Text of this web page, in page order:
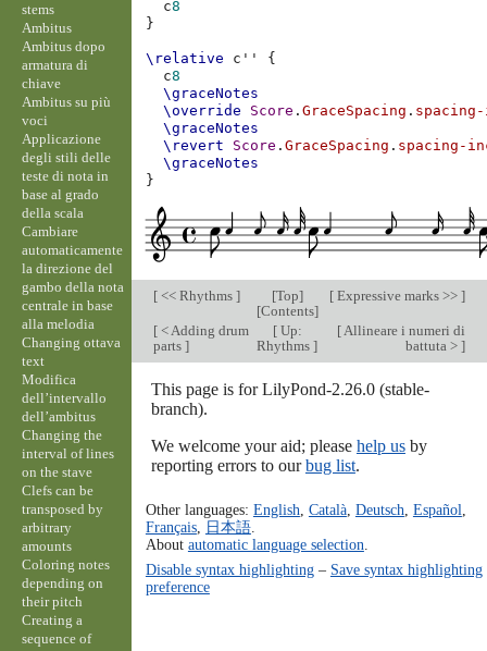
c8
}
\relative c''
{
c8
\graceNotes
\override
Score .GraceSpacing .
\graceNotes
\revert
Score .GraceSpacing . spacing-
\graceNotes
}
[<< Rhythms ] [Top]
[Contents]
[Expressive marks >> ]
[< Adding drum
parts ]
[Up:
Rhythms]
[Allineare i numeri di
battuta > ]
This page is for LilyPond-2.26.0 (stable-
branch).
We welcome your aid; please help usby
reporting errors to ourbug list.
Other languages: English Català, Deutsch Español
Français, 日本語.
About automatic language selection
Disable syntax highlighting– Save syntax highlighting
preference
stems
Ambitus
Ambitus dopo
armatura di
chiave
Ambitus su più
voci
Applicazione
degli stili delle
teste di nota in
base al grado
della scala
Cambiare
automaticamente
la direzione del
gambo della nota
centrale in base
alla melodia
Changing ottava
text
Modifica
dell’intervallo
dell’ambitus
Changing the
interval of lines
on the stave
Clefs can be
transposed by
arbitrary
amounts
Coloring notes
depending on
their pitch
Creating a
sequence of